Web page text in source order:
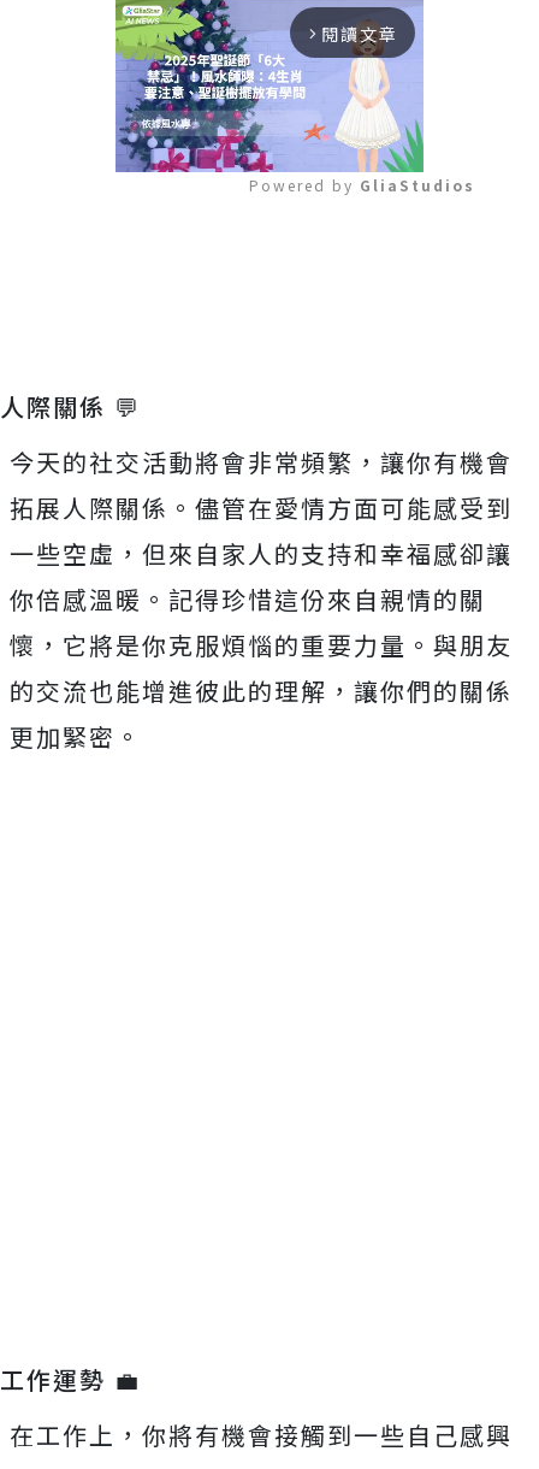
arrow_forward_ios 閱讀文章
Powered by GliaStudios
人際關係 💬
今天的社交活動將會非常頻繁，讓你有機會
拓展人際關係。儘管在愛情方面可能感受到
一些空虛，但來自家人的支持和幸福感卻讓
你倍感溫暖。記得珍惜這份來自親情的關
懷，它將是你克服煩惱的重要力量。與朋友
的交流也能增進彼此的理解，讓你們的關係
更加緊密。
工作運勢 💼
在工作上，你將有機會接觸到一些自己感興